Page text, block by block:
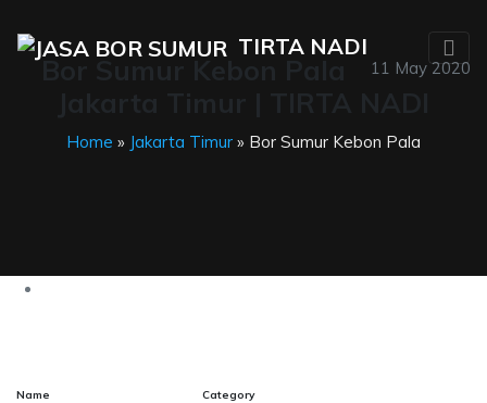
TIRTA NADI
11 May 2020
Home » Jakarta Timur » Bor Sumur Kebon Pala
Name Category